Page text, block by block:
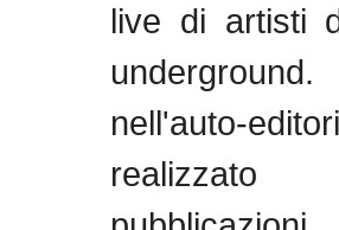
live di artisti
nell'auto-